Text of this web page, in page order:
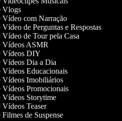
Vlogs
Vídeo com Narração
Vídeo de Perguntas e Respostas
Vídeo de Tour pela Casa
Vídeos ASMR
Vídeos DIY
Vídeos Dia a Dia
Vídeos Educacionais
Vídeos Imobiliários
Vídeos Promocionais
Vídeos Storytime
Vídeos Teaser
Filmes de Suspense